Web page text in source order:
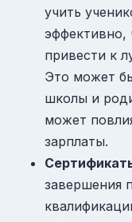
учить
эффективно,
привести к
Это может
школы и
может
зарплаты.
завершения